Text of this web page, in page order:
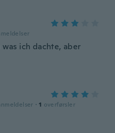
ich dachte, aber
· 1 overførsler